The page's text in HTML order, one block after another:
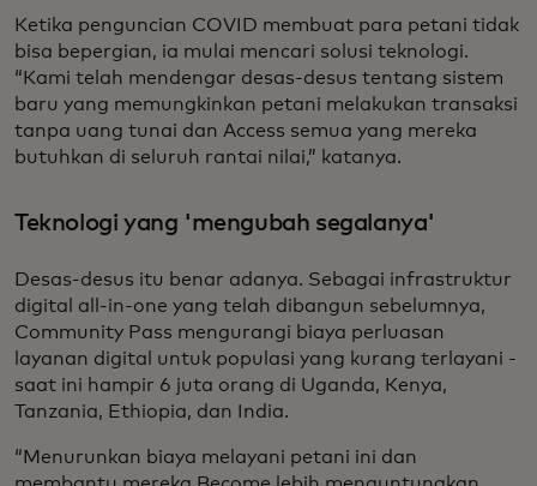
Ketika penguncian COVID membuat para petani tidak
bisa bepergian, ia mulai mencari solusi teknologi.
“Kami telah mendengar desas-desus tentang sistem
baru yang memungkinkan petani melakukan transaksi
tanpa uang tunai dan Access semua yang mereka
butuhkan di seluruh rantai nilai,” katanya.
Teknologi yang 'mengubah segalanya'
Desas-desus itu benar adanya. Sebagai infrastruktur
digital all-in-one yang telah dibangun sebelumnya,
Community Pass mengurangi biaya perluasan
layanan digital untuk populasi yang kurang terlayani -
saat ini hampir 6 juta orang di Uganda, Kenya,
Tanzania, Ethiopia, dan India.
“Menurunkan biaya melayani petani ini dan